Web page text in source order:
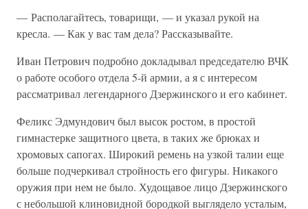
— Располагайтесь, товарищи, — и указал рукой на
кресла. — Как у вас там дела? Рассказывайте.
Иван Петрович подробно докладывал председателю ВЧК
о работе особого отдела 5-й армии, а я с интересом
рассматривал легендарного Дзержинского и его кабинет.
Феликс Эдмундович был высок ростом, в простой
гимнастерке защитного цвета, в таких же брюках и
хромовых сапогах. Широкий ремень на узкой талии еще
больше подчеркивал стройность его фигуры. Никакого
оружия при нем не было. Худощавое лицо Дзержинского
с небольшой клиновидной бородкой выглядело усталым,